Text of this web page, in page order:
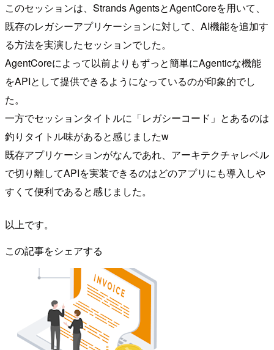
このセッションは、Strands AgentsとAgentCoreを用いて、
既存のレガシーアプリケーションに対して、AI機能を追加す
る方法を実演したセッションでした。
AgentCoreによって以前よりもずっと簡単にAgenticな機能
をAPIとして提供できるようになっているのが印象的でし
た。
一方でセッションタイトルに「レガシーコード」とあるのは
釣りタイトル味があると感じましたw
既存アプリケーションがなんであれ、アーキテクチャレベル
で切り離してAPIを実装できるのはどのアプリにも導入しや
すくて便利であると感じました。
以上です。
この記事をシェアする